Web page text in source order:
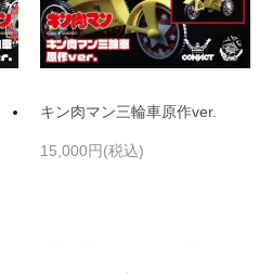
キン肉マン三輪車原作ver.
15,000円(税込)